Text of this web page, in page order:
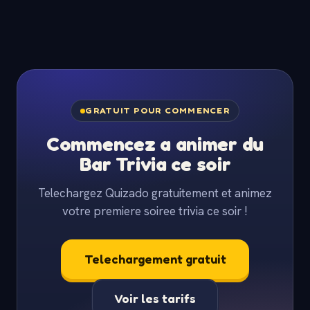
GRATUIT POUR COMMENCER
Commencez a animer du
Bar Trivia ce soir
Telechargez Quizado gratuitement et animez
votre premiere soiree trivia ce soir !
Telechargement gratuit
Voir les tarifs